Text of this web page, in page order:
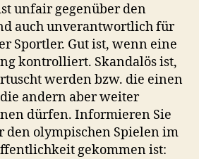
unfair gegenüber den
auch unverantwortlich für
Sportler. Gut ist, wenn eine
kontrolliert. Skandalös ist,
werden bzw. die einen
andern aber weiter
dürfen. Informieren Sie
den olympischen Spielen im
gekommen ist: